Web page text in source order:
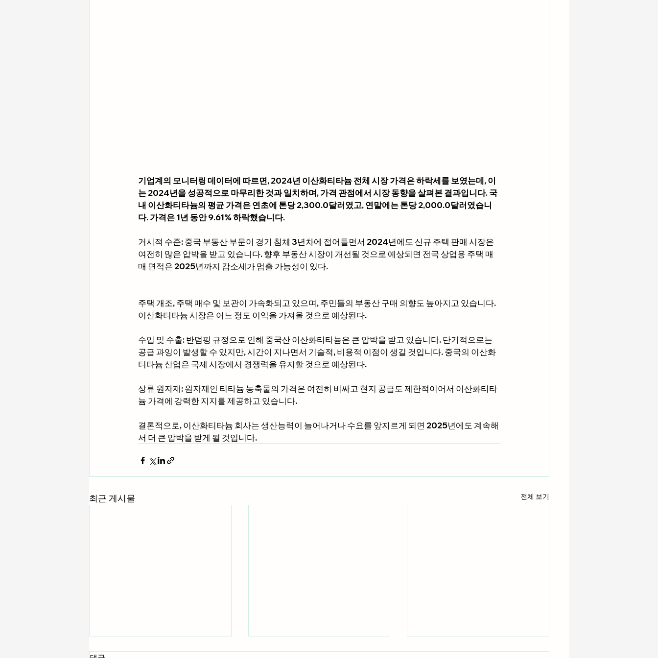
기업계의 모니터링 데이터에 따르면, 2024년 이산화티타늄 전체 시장 가격은 하락세를 보였는데, 이
는 2024년을 성공적으로 마무리한 것과 일치하며, 가격 관점에서 시장 동향을 살펴본 결과입니다. 국
내 이산화티타늄의 평균 가격은 연초에 톤당 2,300.0달러였고, 연말에는 톤당 2,000.0달러였습니
다. 가격은 1년 동안 9.61% 하락했습니다.
거시적 수준: 중국 부동산 부문이 경기 침체 3년차에 접어들면서 2024년에도 신규 주택 판매 시장은
여전히 많은 압박을 받고 있습니다. 향후 부동산 시장이 개선될 것으로 예상되면 전국 상업용 주택 매
매 면적은 2025년까지 감소세가 멈출 가능성이 있다.
주택 개조, 주택 매수 및 보관이 가속화되고 있으며, 주민들의 부동산 구매 의향도 높아지고 있습니다.
이산화티타늄 시장은 어느 정도 이익을 가져올 것으로 예상된다.
수입 및 수출: 반덤핑 규정으로 인해 중국산 이산화티타늄은 큰 압박을 받고 있습니다. 단기적으로는
공급 과잉이 발생할 수 있지만, 시간이 지나면서 기술적, 비용적 이점이 생길 것입니다. 중국의 이산화
티타늄 산업은 국제 시장에서 경쟁력을 유지할 것으로 예상된다.
상류 원자재: 원자재인 티타늄 농축물의 가격은 여전히 비싸고 현지 공급도 제한적이어서 이산화티타
늄 가격에 강력한 지지를 제공하고 있습니다.
결론적으로, 이산화티타늄 회사는 생산능력이 늘어나거나 수요를 앞지르게 되면 2025년에도 계속해
서 더 큰 압박을 받게 될 것입니다.
최근 게시물 전체 보기